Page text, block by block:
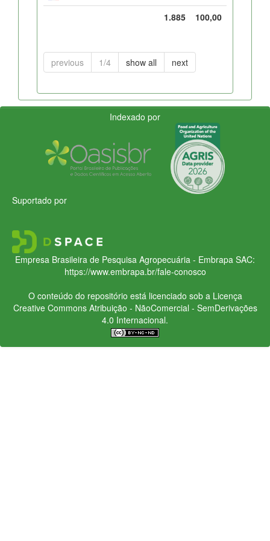
1.885
100,00
previous 1/4 show all next
Indexado por
Suportado por
Empresa Brasileira de Pesquisa Agropecuária - Embrapa SAC:
https://www.embrapa.br/fale-conosco
O conteúdo do repositório está licenciado sob a Licença
Creative CommonsAtribuição - NãoComercial - SemDerivações
4.0 Internacional.